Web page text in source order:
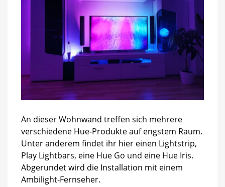
An dieser Wohnwand treffen sich mehrere
verschiedene Hue-Produkte auf engstem Raum.
Unter anderem findet ihr hier einen Lightstrip,
Play Lightbars, eine Hue Go und eine Hue Iris.
Abgerundet wird die Installation mit einem
Ambilight-Fernseher.